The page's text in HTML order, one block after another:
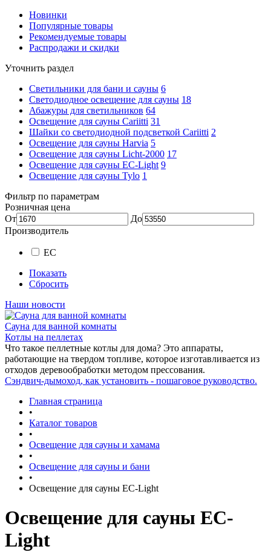
Новинки
Популярные товары
Рекомендуемые товары
Распродажи и скидки
Уточнить раздел
Светильники для бани и сауны 6
Светодиодное освещение для сауны 18
Абажуры для светильников 64
Освещение для сауны Cariitti 31
Шайки со светодиодной подсветкой Cariitti 2
Освещение для сауны Harvia 5
Освещение для сауны Licht-2000 17
Освещение для сауны EC-Light 9
Освещение для сауны Tylo 1
Фильтр по параметрам
Розничная цена
От
До
Производитель
EC
Показать
Сбросить
Наши новости
Сауна для ванной комнаты
Котлы на пеллетах
Что такое пеллетные котлы для дома? Это аппараты,
работающие на твердом топливе, которое изготавливается из
отходов деревообработки методом прессования.
Сэндвич-дымоход, как установить - пошаговое руководство.
Главная страница
•
Каталог товаров
•
Освещение для сауны и хамама
•
Освещение для сауны и бани
•
Освещение для сауны EC-Light
Освещение для сауны EC-
Light